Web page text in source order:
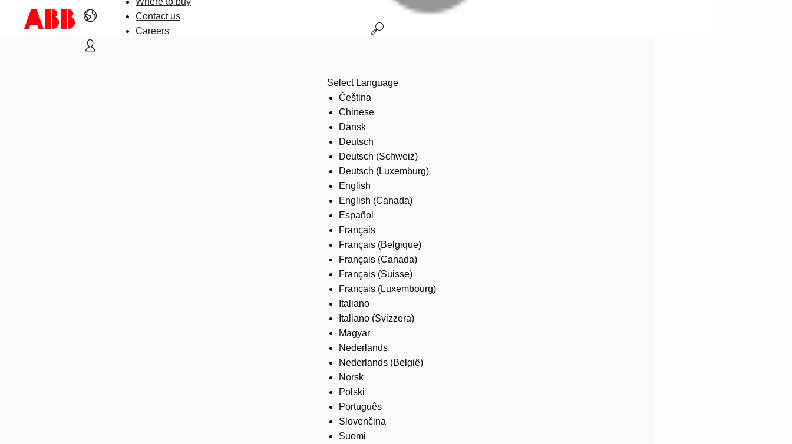
Contact us
Careers
Select Language
Čeština
Chinese
Dansk
Deutsch
Deutsch (Schweiz)
Deutsch (Luxemburg)
English
English (Canada)
Español
Français
Français (Belgique)
Français (Canada)
Français (Suisse)
Français (Luxembourg)
Italiano
Italiano (Svizzera)
Magyar
Nederlands
Nederlands (België)
Norsk
Polski
Português
Slovenčina
Suomi